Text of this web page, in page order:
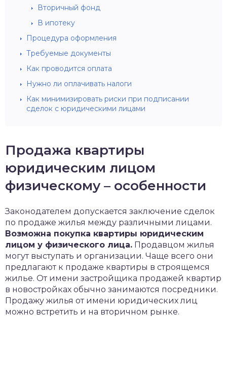
Вторичный фонд
В ипотеку
Процедура оформления
Требуемые документы
Как проводится оплата
Нужно ли оплачивать налоги
Как минимизировать риски при подписании
сделок с юридическими лицами
Продажа квартиры
юридическим лицом
физическому – особенности
Законодателем допускается заключение сделок
по продаже жилья между различными лицами.
Возможна покупка квартиры юридическим
лицом у физического лица. Продавцом жилья
могут выступать и организации. Чаще всего они
предлагают к продаже квартиры в строящемся
жилье. От имени застройщика продажей квартир
в новостройках обычно занимаются посредники.
Продажу жилья от имени юридических лиц
можно встретить и на вторичном рынке.